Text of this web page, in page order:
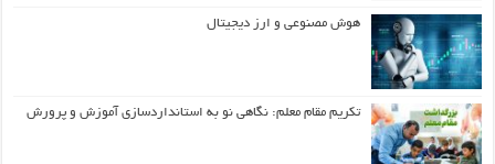
هوش مصنوعی و ارز دیجیتال
تکریم مقام معلم: نگاهی نو به استانداردسازی آموزش و پرورش